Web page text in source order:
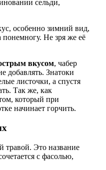
сельди,
особенно зимний вид,
Не зря же её
вкусом, чабер
добавлять. Знатоки
листочки, а спустя
Так же, как
который при
начинает горчить.
травой. Это название
с фасолью,